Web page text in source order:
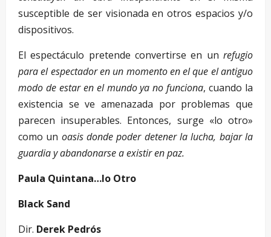
susceptible de ser visionada en otros espacios y/o
dispositivos.
El espectáculo pretende convertirse en un refugio
para el espectador en un momento en el que el antiguo
modo de estar en el mundo ya no funciona, cuando la
existencia se ve amenazada por problemas que
parecen insuperables. Entonces, surge «lo otro»
como un oasis donde poder detener la lucha, bajar la
guardia y abandonarse a existir en paz.
Paula Quintana…lo Otro
Black Sand
Dir. Derek Pedrós